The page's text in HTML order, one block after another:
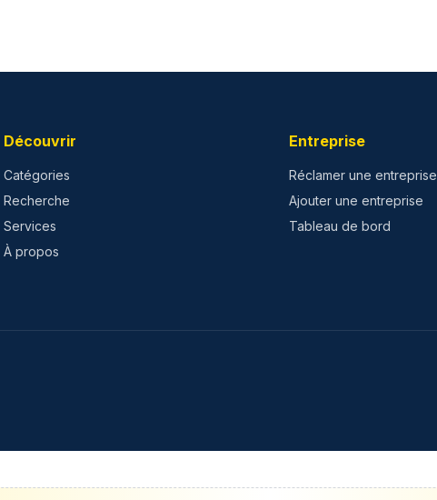
Découvrir
Catégories
Recherche
Services
À propos
Entreprise
Réclamer une entreprise
Ajouter une entreprise
Tableau de bord